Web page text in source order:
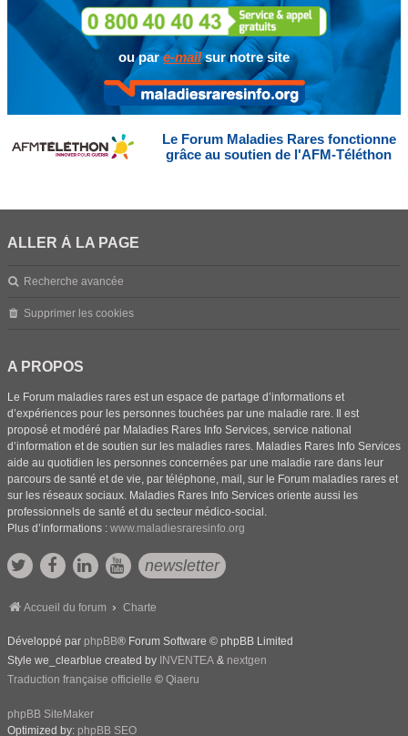
ou pare-mailsur notre site
Le Forum Maladies Rares fonctionne
grâce au soutien de l'AFM-Téléthon
ALLER À LA PAGE
Recherche avancée
Supprimer les cookies
A PROPOS
Le Forum maladies rares est un espace de partage d’informations et
d’expériences pour les personnes touchées par une maladie rare. Il est
proposé et modéré par Maladies Rares Info Services, service national
d’information et de soutien sur les maladies rares. Maladies Rares Info Services
aide au quotidien les personnes concernées par une maladie rare dans leur
parcours de santé et de vie, par téléphone, mail, sur le Forum maladies rares et
sur les réseaux sociaux. Maladies Rares Info Services oriente aussi les
professionnels de santé et du secteur médico-social.
Plus d’informations : www.maladiesraresinfo.org
newsletter
Accueil du forum Charte
Développé par phpBB® Forum Software © phpBB Limited
Style we_clearblue created by INVENTEA & nextgen
Traduction française officielle © Qiaeru
phpBB SiteMaker
Optimized by: phpBB SEO